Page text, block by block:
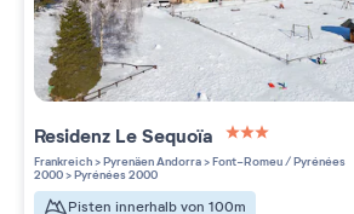
Residenz Le Sequoïa
3 étoiles sur 5
Frankreich>Pyrenäen Andorra>Font-Romeu / Pyrénées
2000>Pyrénées 2000
Pisten innerhalb von 100m